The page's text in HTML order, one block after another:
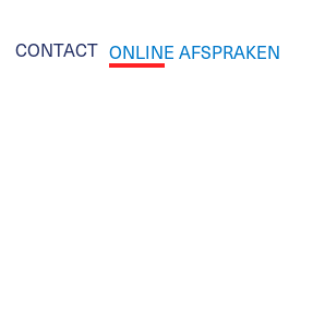
CONTACT ONLINE AFSPRAKEN